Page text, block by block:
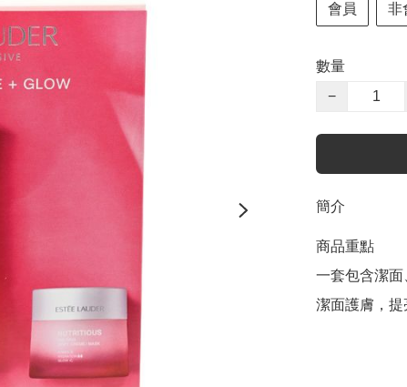
會員 非
數量
−
簡介
商品重點
一套包含潔面
潔面護膚，提